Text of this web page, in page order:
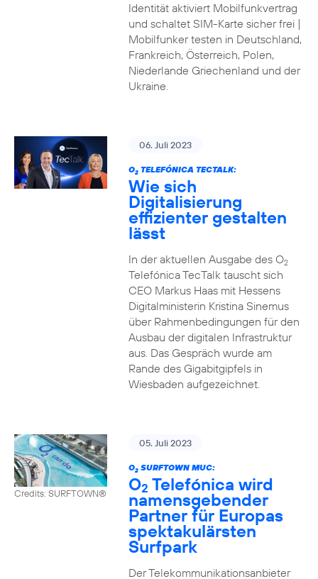
Identität aktiviert Mobilfunkvertrag
und schaltet SIM-Karte sicher frei |
Mobilfunker testen in Deutschland,
Frankreich, Österreich, Polen,
Niederlande Griechenland und der
Ukraine.
06. Juli 2023
O2TELEFÓNICA TECTALK:
Wie sich
Digitalisierung
effizienter gestalten
lässt
In der aktuellen Ausgabe des O2
Telefónica TecTalk tauscht sich
CEO Markus Haas mit Hessens
Digitalministerin Kristina Sinemus
über Rahmenbedingungen für den
Ausbau der digitalen Infrastruktur
aus. Das Gespräch wurde am
Rande des Gigabitgipfels in
Wiesbaden aufgezeichnet.
Credits: SURFTOWN®
05. Juli 2023
O2SURFTOWN MUC:
O2 Telefónica wird
namensgebender
Partner für Europas
spektakulärsten
Surfpark
Der Telekommunikationsanbieter